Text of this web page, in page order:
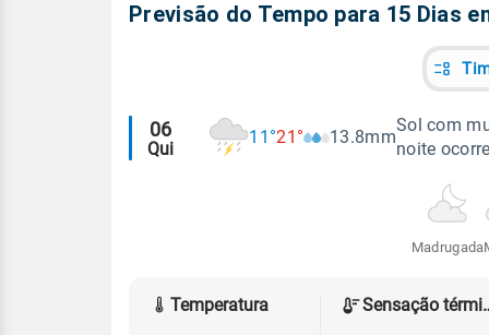
Previsão do Tempo para 15 Dias
Alertas
meteorológicos
06
Qui
11°21° 13.8mm
Sol com
noite
Madrugada
Temperatura